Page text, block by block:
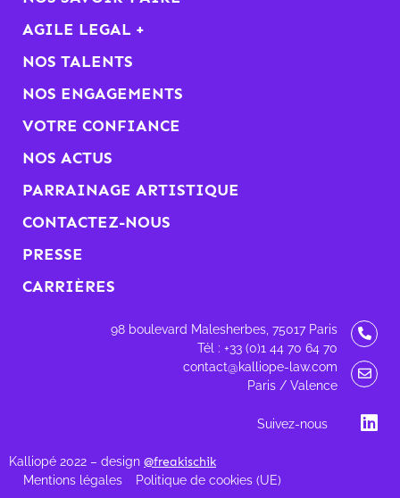
AGILE LEGAL +
NOS TALENTS
NOS ENGAGEMENTS
VOTRE CONFIANCE
NOS ACTUS
PARRAINAGE ARTISTIQUE
CONTACTEZ-NOUS
PRESSE
CARRIÈRES
98 boulevard Malesherbes, 75017 Paris
Tél : +33 (0)1 44 70 64 70
contact@kalliope-law.com
Paris / Valence
Suivez-nous
Kalliopé 2022 – design @freakischik
Mentions légales Politique de cookies (UE)